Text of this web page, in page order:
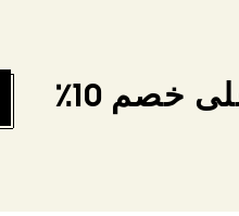
خصم 10٪